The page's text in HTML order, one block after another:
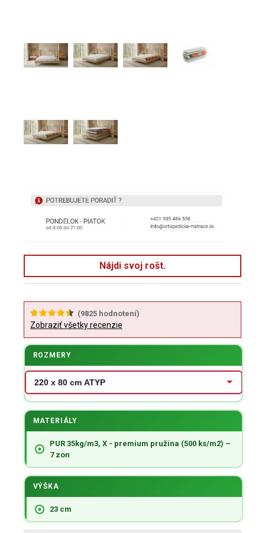
Nájdi svoj rošt.
(9825 hodnotení)
Zobraziť všetky recenzie
ROZMERY
MATERIÁLY
PUR 35kg/m3, X - premium pružina (500 ks/m2) –
7 zon
VÝŠKA
23 cm